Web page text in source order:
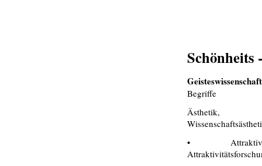
Schönheits
Begriffe
Ästhetik,
•